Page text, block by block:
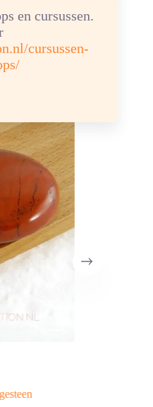
en cursussen.
cursussen-
7